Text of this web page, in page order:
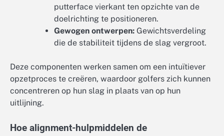
putterface vierkant ten opzichte van de
doelrichting te positioneren.
Gewogen ontwerpen: Gewichtsverdeling
die de stabiliteit tijdens de slag vergroot.
Deze componenten werken samen om een intuïtiever
opzetproces te creëren, waardoor golfers zich kunnen
concentreren op hun slag in plaats van op hun
uitlijning.
Hoe alignment-hulpmiddelen de